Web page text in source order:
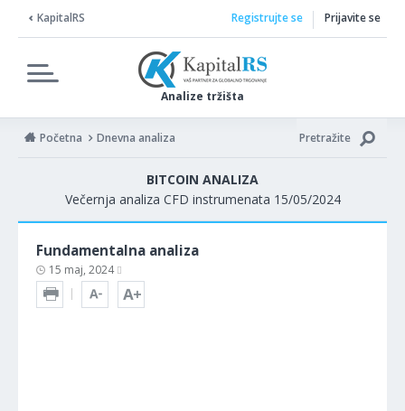
KapitalRS
Analize tržišta
Registrujte se Prijavite se
Početna Dnevna analiza Pretražite
BITCOIN ANALIZA
Večernja analiza CFD instrumenata 15/05/2024
Fundamentalna analiza
15 maj, 2024